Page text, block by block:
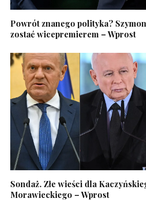
Powrót znanego polityka?
zostać wicepremierem – Wprost
Sondaż. Złe wieści dla
Morawieckiego – Wprost